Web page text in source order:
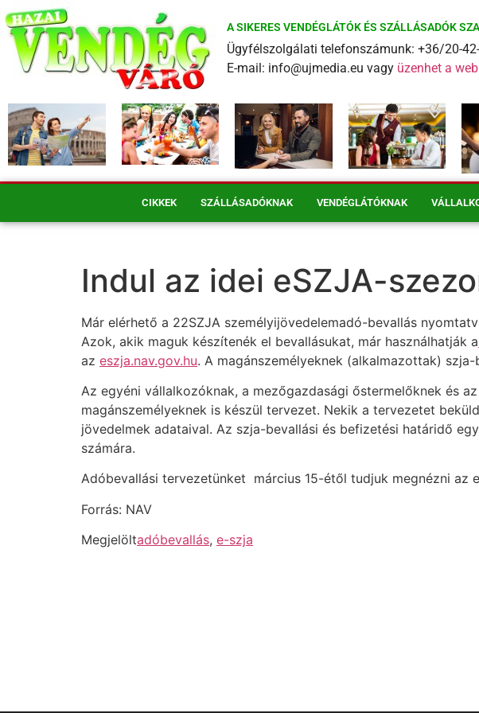
A SIKERES VENDÉGLÁTÓK ÉS SZÁLLÁSADÓK
Ügyfélszolgálati telefonszámunk: +36/20-
E-mail: info@ujmedia.eu vagy üzenhet a
CIKKEK SZÁLLÁSADÓKNAK VENDÉGLÁTÓKNAK
Indul az idei eSZJA-
Már elérhető a 22SZJA személyijövedelemadó-bevallás
Azok, akik maguk készítenék el bevallásukat, már használhatják a
az eszja.nav.gov.hu. A magánszemélyeknek (alkalmazottak)
Az egyéni vállalkozóknak, a mezőgazdasági őstermelőknek és
magánszemélyeknek is készül tervezet. Nekik a tervezetet
jövedelmek adataival. Az szja-bevallási és befizetési határidő
számára.
Adóbevallási tervezetünket március 15-étől tudjuk megnézni az
Forrás: NAV
Megjelöltadóbevallás, e-szja